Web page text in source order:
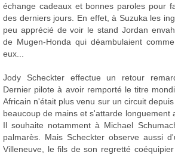
échange cadeaux et bonnes paroles pour
des derniers jours. En effet, à Suzuka les
peu apprécié de voir le stand Jordan
de Mugen-Honda qui déambulaient
eux...
Jody Scheckter effectue un retour
Dernier pilote à avoir remporté le titre
Africain n'était plus venu sur un circuit
beaucoup de mains et s'attarde longuement
Il souhaite notamment à Michael
palmarès. Mais Scheckter observe aussi
Villeneuve, le fils de son regretté